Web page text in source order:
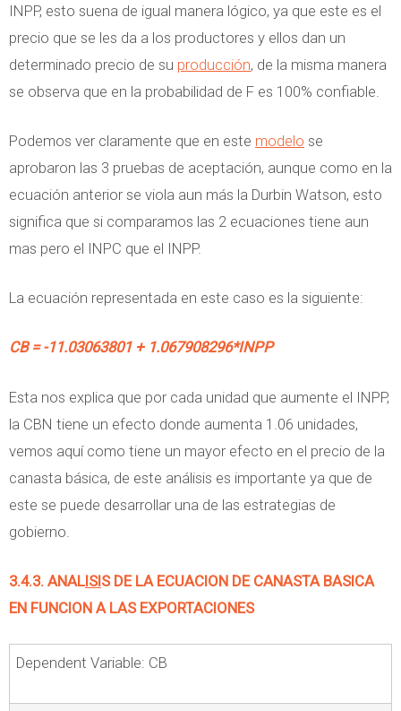
INPP, esto suena de igual manera lógico, ya que este es el
precio que se les da a los productores y ellos dan un
determinado precio de su producción, de la misma manera
se observa que en la probabilidad de F es 100% confiable.
Podemos ver claramente que en este modelo se
aprobaron las 3 pruebas de aceptación, aunque como en la
ecuación anterior se viola aun más la Durbin Watson, esto
significa que si comparamos las 2 ecuaciones tiene aun
mas pero el INPC que el INPP.
La ecuación representada en este caso es la siguiente:
CB = -11.03063801 + 1.067908296*INPP
Esta nos explica que por cada unidad que aumente el INPP,
la CBN tiene un efecto donde aumenta 1.06 unidades,
vemos aquí como tiene un mayor efecto en el precio de la
canasta básica, de este análisis es importante ya que de
este se puede desarrollar una de las estrategias de
gobierno.
3.4.3. ANALISIS DE LA ECUACION DE CANASTA BASICA
EN FUNCION A LAS EXPORTACIONES
Dependent Variable: CB